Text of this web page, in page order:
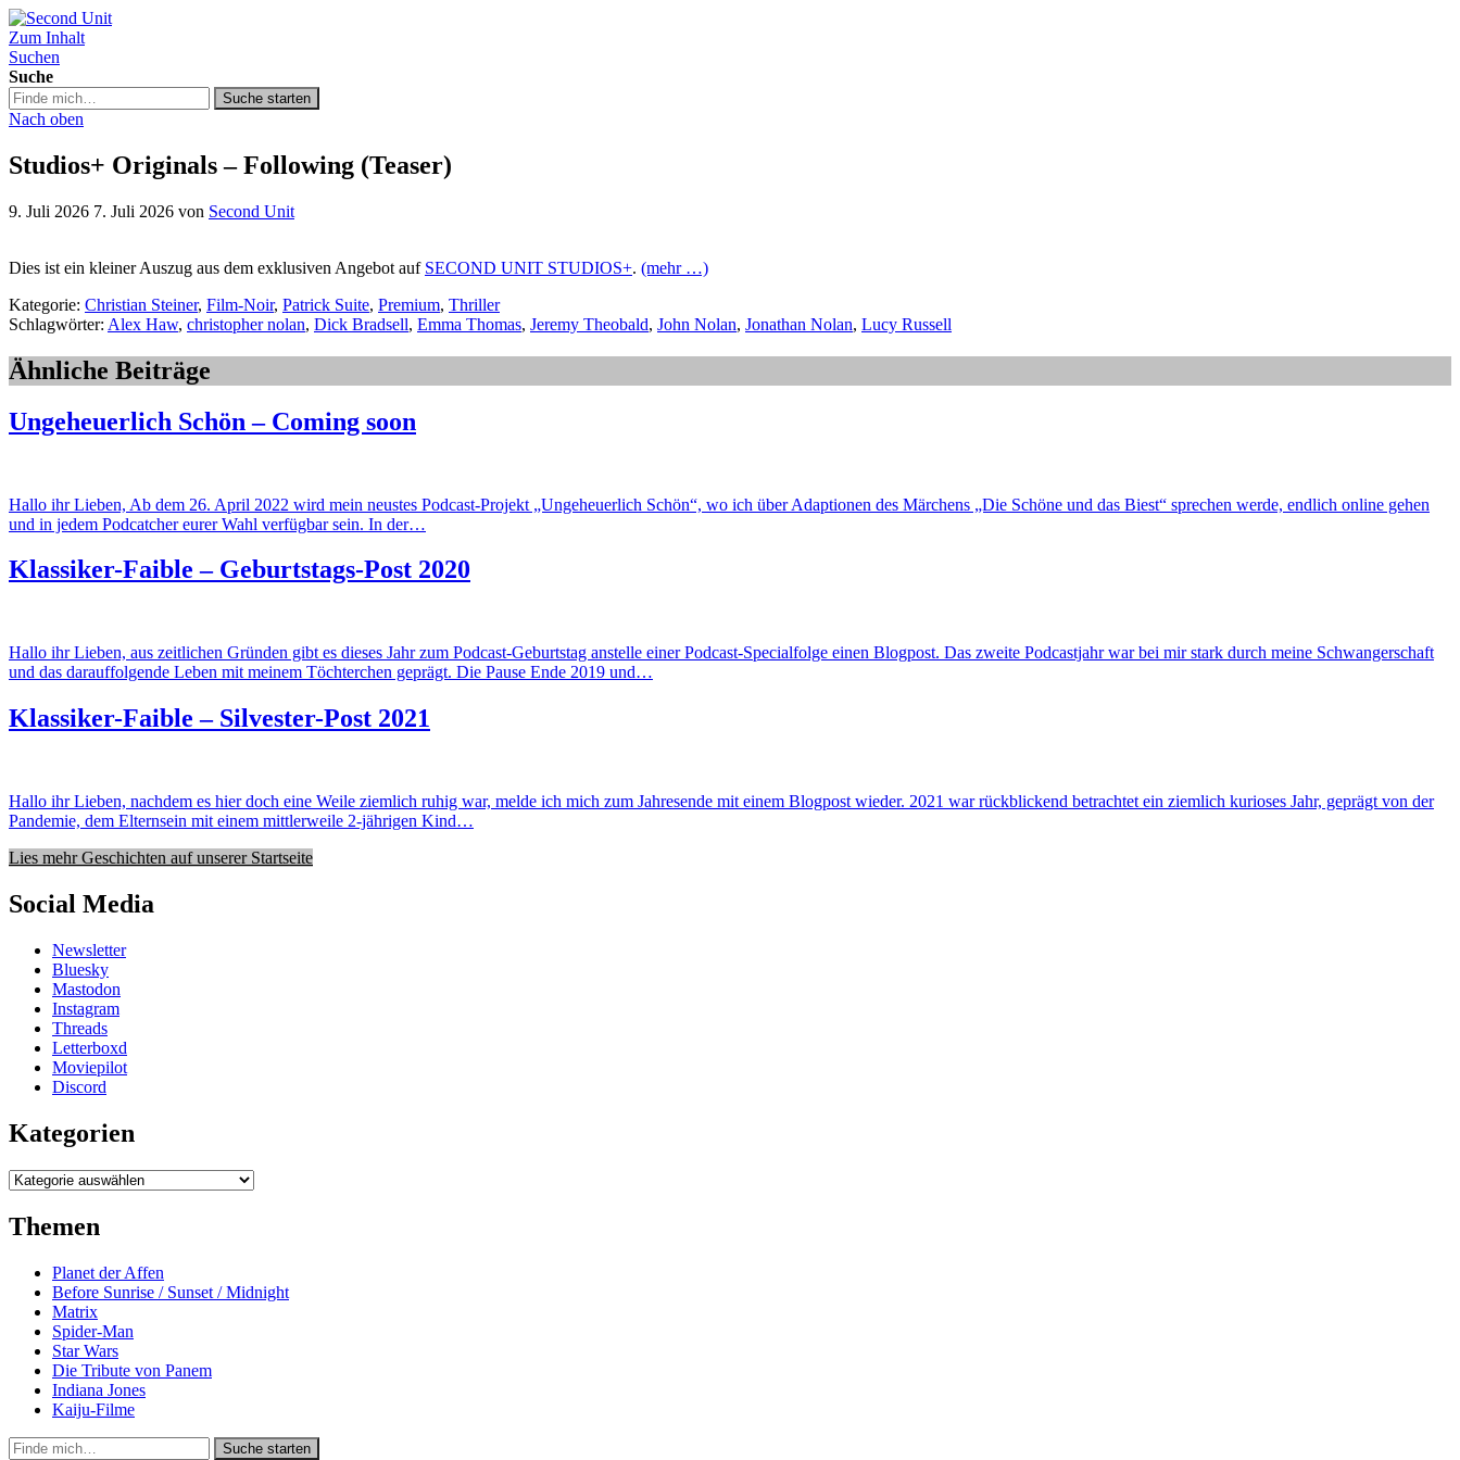
Second Unit
Zum Inhalt
Suchen
Suche
Suche
in
podcast.de/
Suche starten
Nach oben
Studios+ Originals – Following (Teaser)
9. Juli 2026 7. Juli 2026 von Second Unit
Dies ist ein kleiner Auszug aus dem exklusiven Angebot auf SECOND UNIT STUDIOS+. (mehr …)
Kategorie: Christian Steiner, Film-Noir, Patrick Suite, Premium, Thriller
Schlagwörter: Alex Haw, christopher nolan, Dick Bradsell, Emma Thomas, Jeremy Theobald, John Nolan, Jonathan Nolan, Lucy Russell
Ähnliche Beiträge
Ungeheuerlich Schön – Coming soon
Hallo ihr Lieben, Ab dem 26. April 2022 wird mein neustes Podcast-Projekt „Ungeheuerlich Schön“, wo ich über Adaptionen des Märchens „Die Schöne und das Biest“ sprechen werde, endlich online gehen
und in jedem Podcatcher eurer Wahl verfügbar sein. In der…
Klassiker-Faible – Geburtstags-Post 2020
Hallo ihr Lieben, aus zeitlichen Gründen gibt es dieses Jahr zum Podcast-Geburtstag anstelle einer Podcast-Specialfolge einen Blogpost. Das zweite Podcastjahr war bei mir stark durch meine Schwangerschaft
und das darauffolgende Leben mit meinem Töchterchen geprägt. Die Pause Ende 2019 und…
Klassiker-Faible – Silvester-Post 2021
Hallo ihr Lieben, nachdem es hier doch eine Weile ziemlich ruhig war, melde ich mich zum Jahresende mit einem Blogpost wieder. 2021 war rückblickend betrachtet ein ziemlich kurioses Jahr, geprägt von der
Pandemie, dem Elternsein mit einem mittlerweile 2-jährigen Kind…
Lies mehr Geschichten auf unserer Startseite
Social Media
Newsletter
Bluesky
Mastodon
Instagram
Threads
Letterboxd
Moviepilot
Discord
Kategorien
Kategorien
Themen
Planet der Affen
Before Sunrise / Sunset / Midnight
Matrix
Spider-Man
Star Wars
Die Tribute von Panem
Indiana Jones
Kaiju-Filme
Suche
Suche starten